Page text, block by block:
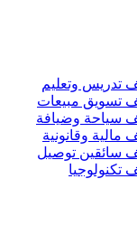
تدريس وتعليم
تسويق مبيعات
سياحة وضيافة
مالية وقانونية
سائقين توصيل
تكنولوجيا